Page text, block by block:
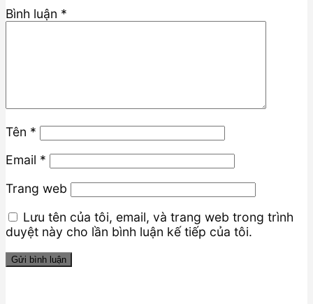
Bình luận *
Tên *
Email *
Trang web
Lưu tên của tôi, email, và trang web trong trình
duyệt này cho lần bình luận kế tiếp của tôi.